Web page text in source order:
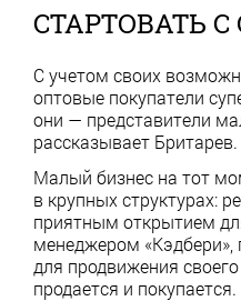
СТАРТОВАТЬ С
С учетом своих
оптовые покупатели
они — представители
рассказывает Бритарев.
Малый бизнес на тот
в крупных структурах:
приятным открытием
менеджером «Кэдбери»,
для продвижения
продается и покупается.